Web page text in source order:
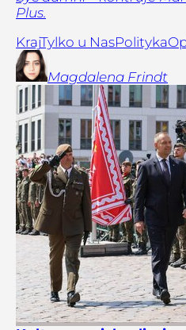
Plus.
KrajTylko u NasPolityka
Magdalena Frindt